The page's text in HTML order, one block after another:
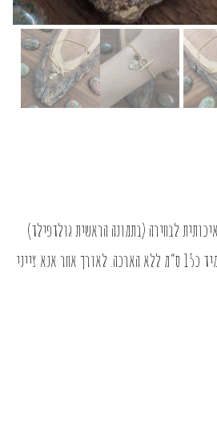
לבחירה (בתמונה הראשית גולדפילד)
ואבן יוניקייט טבעית. אורך הצמיד כ15 ס”מ ללא הארכה. לאורך אחר אנא צייני